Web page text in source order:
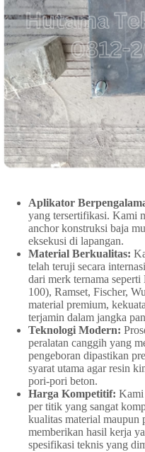
Aplikator
yang tersertifikasi. Kami
anchor konstruksi baja
eksekusi di lapangan.
Material Berkualitas:
telah teruji secara
dari merk ternama
100), Ramset, Fischer,
material premium,
terjamin dalam jangka
Teknologi Modern:
peralatan canggih yang
pengeboran dipastikan
syarat utama agar resin
pori-pori beton.
Harga Kompetitif: Kami
per titik yang sangat
kualitas material maupun
memberikan hasil kerja
spesifikasi teknis yang